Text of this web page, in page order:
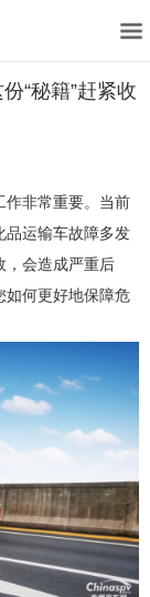
“秘籍”赶紧收
作非常重要。当前
品运输车故障多发
，会造成严重后
如何更好地保障危